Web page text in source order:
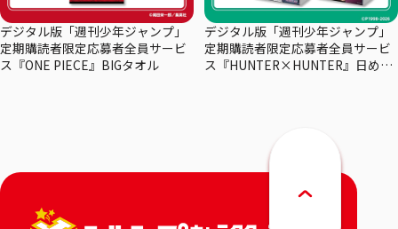
デジタル版「週刊少年ジャンプ」
定期購読者限定応募者全員サービ
ス『ONE PIECE』BIGタオル
デジタル版「週刊少年ジャンプ」
定期購読者限定応募者全員サービ
ス『HUNTER×HUNTER』日めく